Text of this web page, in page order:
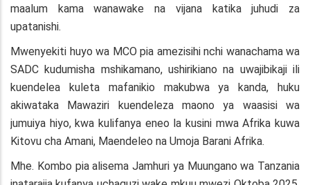
maalum kama wanawake na vijana katika juhudi za
upatanishi.
Mwenyekiti huyo wa MCO pia amezisihi nchi wanachama wa
SADC kudumisha mshikamano, ushirikiano na uwajibikaji ili
kuendelea kuleta mafanikio makubwa ya kanda, huku
akiwataka Mawaziri kuendeleza maono ya waasisi wa
jumuiya hiyo, kwa kulifanya eneo la kusini mwa Afrika kuwa
Kitovu cha Amani, Maendeleo na Umoja Barani Afrika.
Mhe. Kombo pia alisema Jamhuri ya Muungano wa Tanzania